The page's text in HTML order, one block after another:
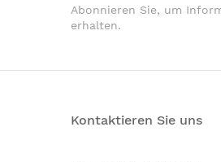
Abonnieren Sie, um
erhalten.
Kontaktieren Sie uns